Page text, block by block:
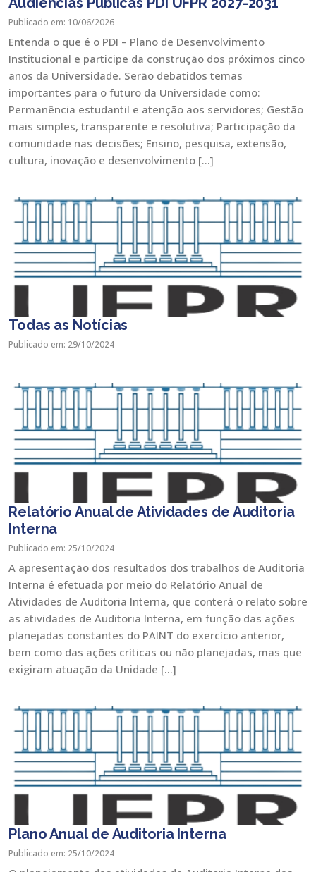
Publicado em: 10/06/2026
Entenda o que é o PDI – Plano de Desenvolvimento
Institucional e participe da construção dos próximos cinco
anos da Universidade. Serão debatidos temas
importantes para o futuro da Universidade como:
Permanência estudantil e atenção aos servidores; Gestão
mais simples, transparente e resolutiva; Participação da
comunidade nas decisões; Ensino, pesquisa, extensão,
cultura, inovação e desenvolvimento […]
Todas as Notícias
Publicado em: 29/10/2024
Relatório Anual de Atividades de Auditoria
Interna
Publicado em: 25/10/2024
A apresentação dos resultados dos trabalhos de Auditoria
Interna é efetuada por meio do Relatório Anual de
Atividades de Auditoria Interna, que conterá o relato sobre
as atividades de Auditoria Interna, em função das ações
planejadas constantes do PAINT do exercício anterior,
bem como das ações críticas ou não planejadas, mas que
exigiram atuação da Unidade […]
Plano Anual de Auditoria Interna
Publicado em: 25/10/2024